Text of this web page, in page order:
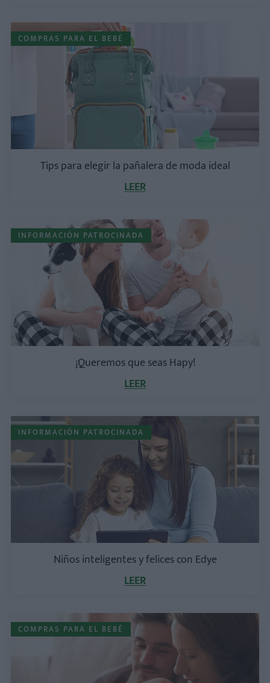
COMPRAS PARA EL BEBÉ
Tips para elegir la pañalera de moda ideal
LEER
INFORMACIÓN PATROCINADA
¡Queremos que seas Hapy!
LEER
INFORMACIÓN PATROCINADA
Niños inteligentes y felices con Edye
LEER
COMPRAS PARA EL BEBÉ